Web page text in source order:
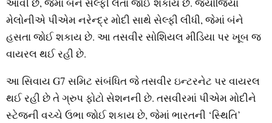
આવી છે, જેમાં બંને સેલ્ફી લેતા જોઈ શકાય છે. જ્યોર્જિયા
મેલોનીએ પીએમ નરેન્દ્ર મોદી સાથે સેલ્ફી લીધી, જેમાં બંને
હસતા જોઈ શકાય છે. આ તસવીર સોશિયલ મીડિયા પર ખૂબ જ
વાયરલ થઈ રહી છે.
આ સિવાય G7 સમિટ સંબંધિત જે તસવીર ઇન્ટરનેટ પર વાયરલ
થઈ રહી છે તે ગ્રુપ ફોટો સેશનની છે. તસવીરમાં પીએમ મોદીને
સ્ટેજની વચ્ચે ઉભા જોઈ શકાય છે, જેમાં ભારતની ‘સ્થિતિ’